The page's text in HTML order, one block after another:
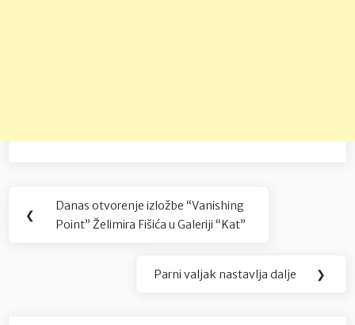
Navigacija
objava
❮
Previous
Post:
Danas otvorenje izložbe “Vanishing
Point” Želimira Fišića u Galeriji “Kat”
Next
Parni valjak nastavlja dalje ❯